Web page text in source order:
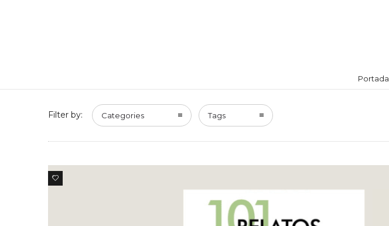
Portada
Filter by: Categories Tags
0